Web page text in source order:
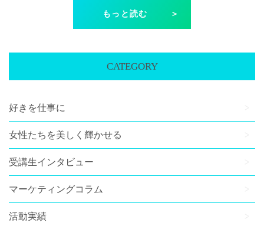
もっと読む
CATEGORY
好きを仕事に
女性たちを美しく輝かせる
受講生インタビュー
マーケティングコラム
活動実績